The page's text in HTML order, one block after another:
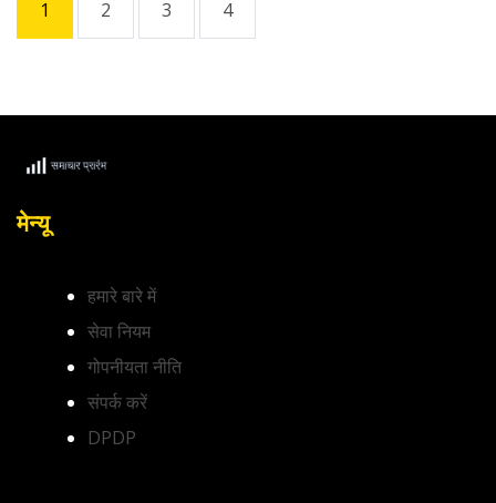
1 2 3 4
मेन्यू
हमारे बारे में
सेवा नियम
गोपनीयता नीति
संपर्क करें
DPDP